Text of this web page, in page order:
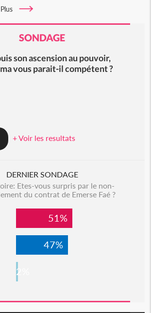
SONDAGE
son ascension au pouvoir,
vous parait-il compétent ?
+ Voir les resultats
DERNIER SONDAGE
Etes-vous surpris par le non-
du contrat de Emerse Faé ?
51%
47%
2%